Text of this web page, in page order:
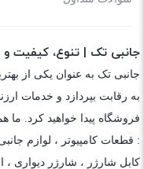
جانبی تک | تنوع، کیفیت
جانبی تک به عنوان یکی از
به رقابت بپردازد و خدمات
فروشگاه پیدا خواهید کرد. ما
: قطعات کامپیوتر ، لوازم
کابل شارژر ، شارژر دیواری ،